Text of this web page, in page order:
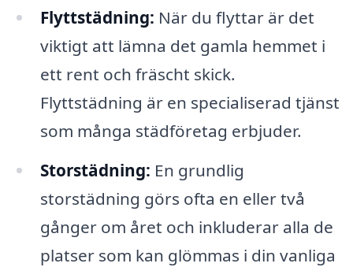
Flyttstädning: När du flyttar är det
viktigt att lämna det gamla hemmet i
ett rent och fräscht skick.
Flyttstädning är en specialiserad tjänst
som många städföretag erbjuder.
Storstädning: En grundlig
storstädning görs ofta en eller två
gånger om året och inkluderar alla de
platser som kan glömmas i din vanliga